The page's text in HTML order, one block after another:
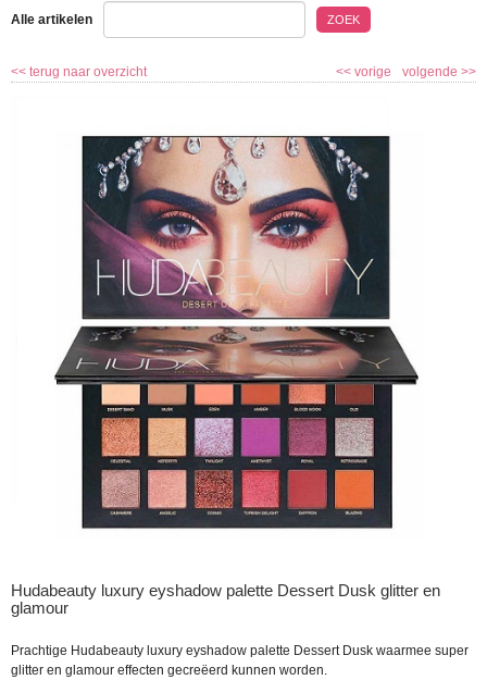
Alle artikelen ZOEK
<< terug naar overzicht volgende >>
<< vorige
Hudabeauty luxury eyshadow palette Dessert Dusk glitter en
glamour
Prachtige Hudabeauty luxury eyshadow palette Dessert Dusk waarmee super
glitter en glamour effecten gecreëerd kunnen worden.